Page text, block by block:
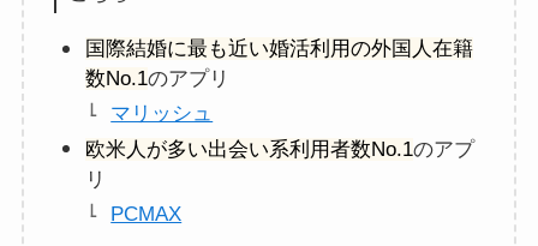
国際結婚に最も近い婚活利用の外国人在籍
数No.1のアプリ
マリッシュ
欧米人が多い出会い系利用者数No.1のアプ
リ
PCMAX